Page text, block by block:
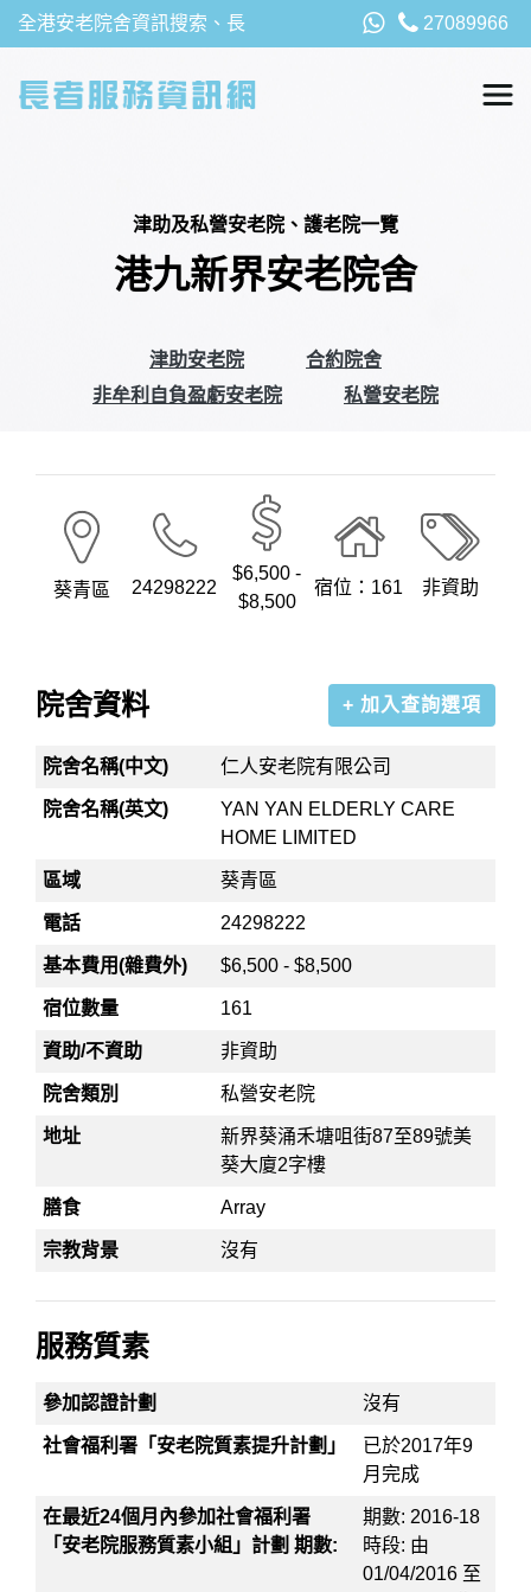
全港安老院舍資訊搜索、長 27089966
津助及私營安老院、護老院一覽
港九新界安老院舍
津助安老院
合約院舍
非牟利自負盈虧安老院
私營安老院
葵青區 24298222
$6,500 -
$8,500
宿位：161 非資助
院舍資料 + 加入查詢選項
院舍名稱(中文) 仁人安老院有限公司
院舍名稱(英文)
YAN YAN ELDERLY CARE
HOME LIMITED
區域 葵青區
電話 24298222
基本費用(雜費外) $6,500 - $8,500
宿位數量 161
資助/不資助 非資助
院舍類別 私營安老院
地址
新界葵涌禾塘咀街87至89號美
葵大廈2字樓
膳食 Array
宗教背景 沒有
服務質素
參加認證計劃 沒有
社會福利署「安老院質素提升計劃」
已於2017年9
月完成
在最近24個月內參加社會福利署
「安老院服務質素小組」計劃 期數:
期數: 2016-18
時段: 由
01/04/2016 至